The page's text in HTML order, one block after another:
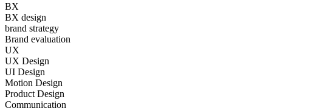
BX
BX design
brand strategy
Brand evaluation
UX
UX Design
UI Design
Motion Design
Product Design
Communication